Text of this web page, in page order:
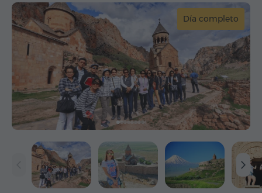
Día completo